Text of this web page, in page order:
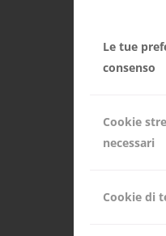
Le tue
consenso
Cookie
necessari
Cookie di
Continua